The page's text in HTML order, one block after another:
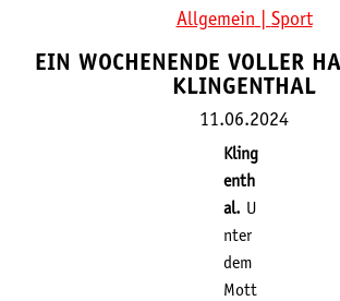
Allgemein Sport
EIN WOCHENENDE VOLLER
KLINGENTHAL
11.06.2024
Kling
enth
al. U
nter
dem
Mott